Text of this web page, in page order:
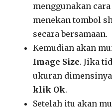
menggunakan
menekan tombol
secara bersamaan.
Kemudian akan
Image Size. Jika
ukuran
klik Ok.
Setelah itu akan